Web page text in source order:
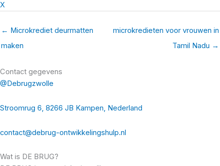
X
← Microkrediet deurmatten
maken
microkredieten voor vrouwen in
Tamil Nadu →
Contact gegevens
@Debrugzwolle
Stroomrug 6, 8266 JB Kampen, Nederland
contact@debrug-ontwikkelingshulp.nl
Wat is DE BRUG?